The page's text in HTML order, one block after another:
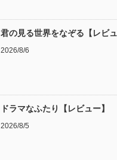
君の見る世界をなぞる【レビュ
2026/8/6
ドラマなふたり【レビュー】
2026/8/5